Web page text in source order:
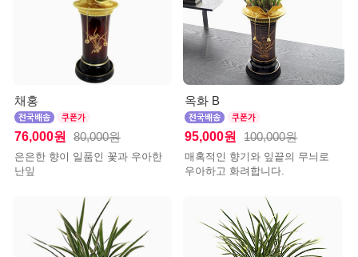
채홍
76,000원 80,000원
은은한 향이 일품인 꽃과 우아한
난잎
옥화 B
95,000원 100,000원
매혹적인 향기와 잎끝의 무늬로
우아하고 화려합니다.